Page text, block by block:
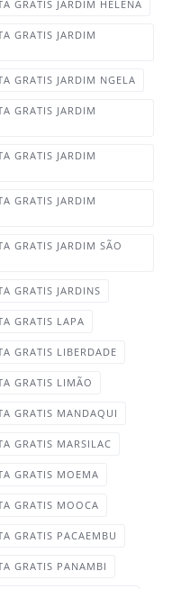
GRATIS JARDIM HELENA‎
GRATIS JARDIM
GRATIS JARDIM NGELA‎
GRATIS JARDIM
GRATIS JARDIM
GRATIS JARDIM
GRATIS JARDIM SÃO
GRATIS JARDINS
GRATIS LAPA
GRATIS LIBERDADE‎
GRATIS LIMÃO‎
GRATIS MANDAQUI
GRATIS MARSILAC‎
GRATIS MOEMA
GRATIS MOOCA
GRATIS PACAEMBU
GRATIS PANAMBI